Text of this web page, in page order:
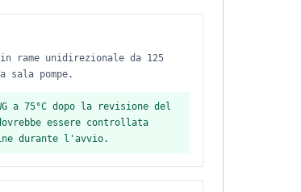
rame unidirezionale da 125
pompe.
a 75°C dopo la revisione del
essere controllata
durante l'avvio.